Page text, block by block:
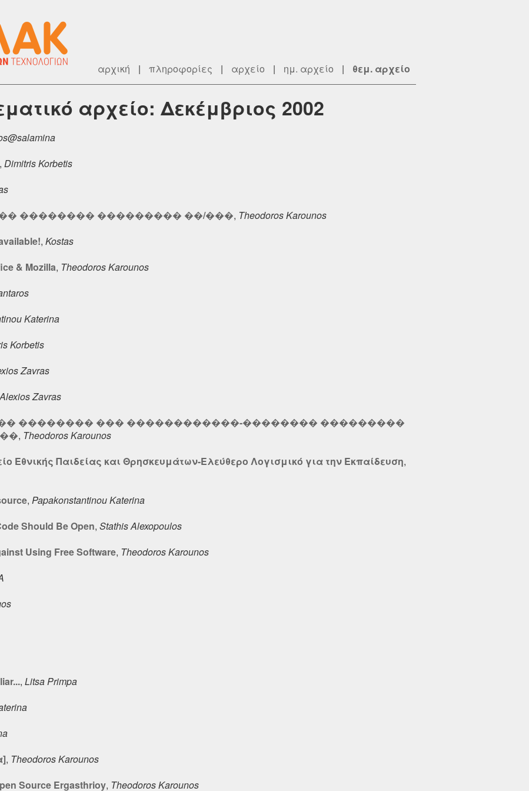
αρχική | πληροφορίες | αρχείο | ημ. αρχείο | θεμ. αρχείο
αρχείο: Δεκέμβριος 2002
, Dimitris Korbetis
�������� ��������� ��/���, Theodoros Karounos
, Kostas
& Mozilla, Theodoros Karounos
Katerina
Korbetis
Zavras
Alexios Zavras
�������� ��� ������������-�������� ���������
, Theodoros Karounos
Εθνικής Παιδείας και Θρησκευμάτων-Ελεύθερο Λογισμικό για την Εκπαίδευση,
, Papakonstantinou Katerina
Should Be Open, Stathis Alexopoulos
Using Free Software, Theodoros Karounos
, Litsa Primpa
, Theodoros Karounos
Source Ergasthrioy, Theodoros Karounos